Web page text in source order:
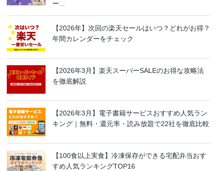
ー...
【2026年】次回の楽天セールはいつ？どれがお得？
年間カレンダーをチェック
【2026年3月】楽天スーパーSALEのお得な攻略法
を徹底解説
【2026年3月】電子書籍サービスおすすめ人気ラン
キング｜無料・還元率・読み放題で22社を徹底比較
【100食以上実食】冷凍保存ができる宅配弁当おす
すめ人気ランキングTOP16